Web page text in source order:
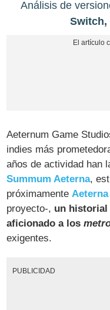
Análisis de
Switch,
Aeternum Game
indies más
años de actividad han
Summum Aeterna,
próximamente
proyecto-, un historial
aficionado a los
exigentes.
PUBLICIDAD